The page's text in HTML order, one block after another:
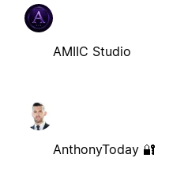
AMIIC Studio
AnthonyToday 🔐